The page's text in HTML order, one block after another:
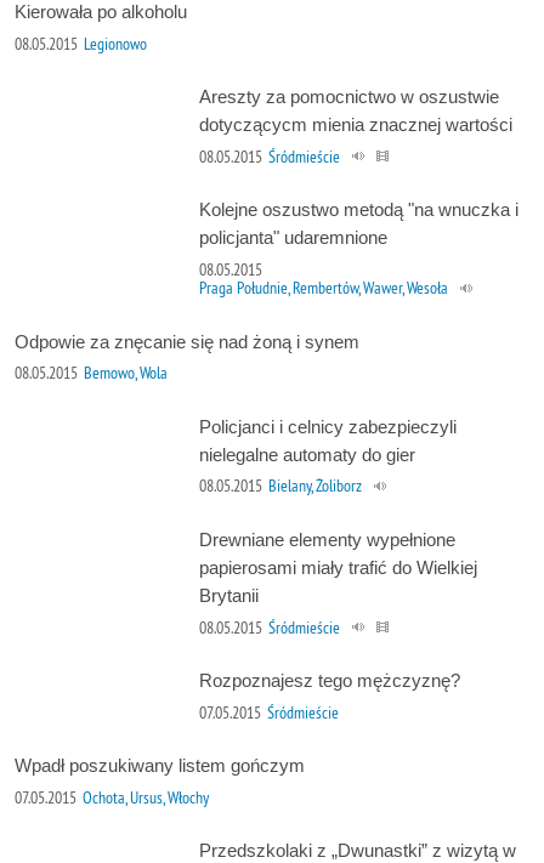
Kierowała po alkoholu
08.05.2015 Legionowo
Areszty za pomocnictwo w oszustwie
dotyczącycm mienia znacznej wartości
08.05.2015 Śródmieście
Kolejne oszustwo metodą "na wnuczka i
policjanta" udaremnione
08.05.2015
Praga Południe, Rembertów, Wawer, Wesoła
Odpowie za znęcanie się nad żoną i synem
08.05.2015 Bemowo, Wola
Policjanci i celnicy zabezpieczyli
nielegalne automaty do gier
08.05.2015 Bielany, Żoliborz
Drewniane elementy wypełnione
papierosami miały trafić do Wielkiej
Brytanii
08.05.2015 Śródmieście
Rozpoznajesz tego mężczyznę?
07.05.2015 Śródmieście
Wpadł poszukiwany listem gończym
07.05.2015 Ochota, Ursus, Włochy
Przedszkolaki z „Dwunastki” z wizytą w